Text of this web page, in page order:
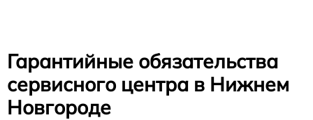
Гарантийные обязательства
сервисного центра в Нижнем
Новгороде